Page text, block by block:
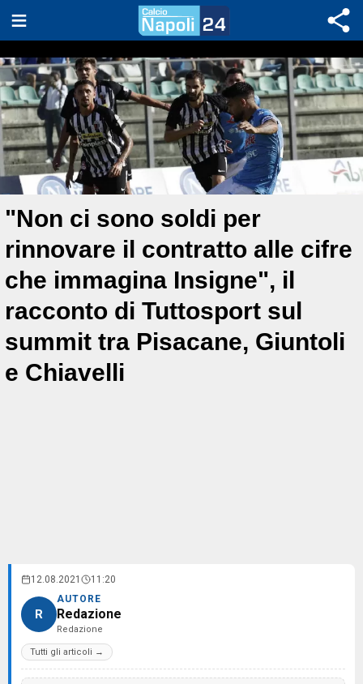
"Non ci sono soldi per
rinnovare il contratto alle cifre
che immagina Insigne", il
racconto di Tuttosport sul
summit tra Pisacane, Giuntoli
e Chiavelli
12.08.2021 11:20
R
AUTORE
Redazione
Redazione
Tutti gli articoli →